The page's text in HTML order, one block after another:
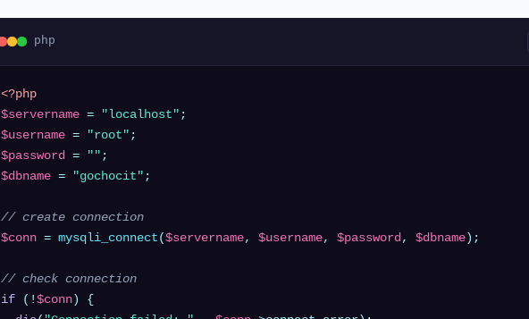
php
<?php
$servername = "localhost"
$username = "root"
$password
= ""
$dbname = "gochocit" ;
// create connection
$conn = mysqli_connect ($servername, $username, $password , $dbname);
// check connection
if (! $conn) {